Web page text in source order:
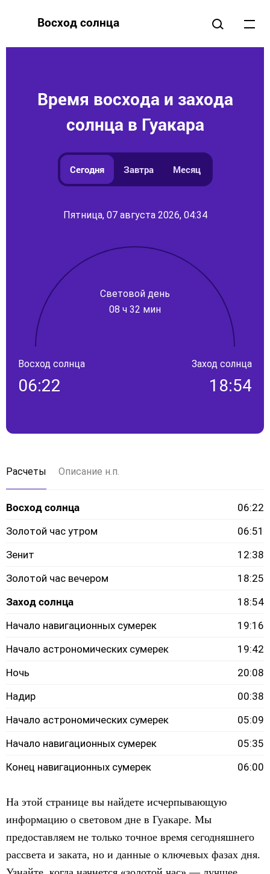
Восход солнца
Время восхода и захода
солнца в Гуакара
Сегодня Завтра Месяц
Пятница, 07 августа 2026, 04:34
Световой день
08 ч 32 мин
Восход солнца
06:22
Заход солнца
18:54
Расчеты Описание н.п.
Восход солнца
06:22
Золотой час утром
06:51
Зенит
12:38
Золотой час вечером
18:25
Заход солнца
18:54
Начало навигационных сумерек
19:16
Начало астрономических сумерек
19:42
Ночь
20:08
Надир
00:38
Начало астрономических сумерек
05:09
Начало навигационных сумерек
05:35
Конец навигационных сумерек
06:00
На этой странице вы найдете исчерпывающую
информацию о световом дне в Гуакаре. Мы
предоставляем не только точное время сегодняшнего
рассвета и заката, но и данные о ключевых фазах дня.